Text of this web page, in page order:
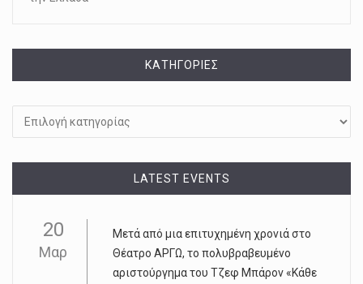
KΑΤΗΓΟΡΊΕΣ
LATEST EVENTS
20
Μαρ
Μετά από μια επιτυχημένη χρονιά στο
Θέατρο ΑΡΓΩ, το πολυβραβευμένο
αριστούργημα του Τζεφ Μπάρον «Κάθε